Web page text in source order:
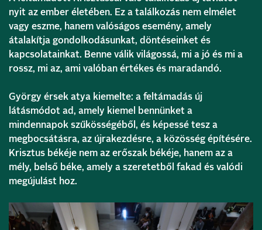
nyit az ember életében. Ez a találkozás nem elmélet
vagy eszme, hanem valóságos esemény, amely
átalakítja gondolkodásunkat, döntéseinket és
kapcsolatainkat. Benne válik világossá, mi a jó és mi a
rossz, mi az, ami valóban értékes és maradandó.
György érsek atya kiemelte: a feltámadás új
látásmódot ad, amely kiemel bennünket a
mindennapok szűkösségéből, és képessé tesz a
megbocsátásra, az újrakezdésre, a közösség építésére.
Krisztus békéje nem az erőszak békéje, hanem az a
mély, belső béke, amely a szeretetből fakad és valódi
megújulást hoz.